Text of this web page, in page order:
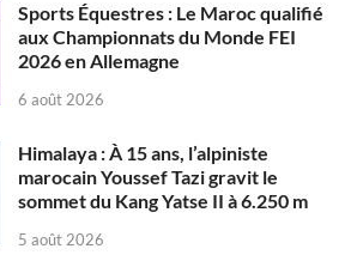
Sports Équestres : Le Maroc qualifié
aux Championnats du Monde FEI
2026 en Allemagne
6 août 2026
Himalaya : À 15 ans, l’alpiniste
marocain Youssef Tazi gravit le
sommet du Kang Yatse II à 6.250 m
5 août 2026